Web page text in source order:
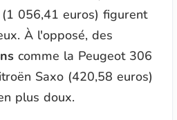
056,41 euros) figurent
À l'opposé, des
comme la Peugeot 306
Saxo (420,58 euros)
plus doux.